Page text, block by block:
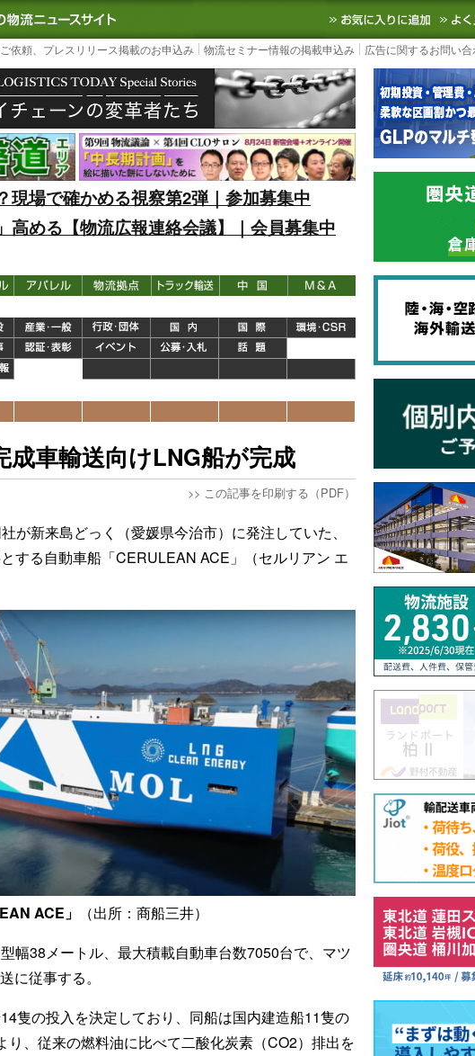
TODAY｜国内最大の物流ニュースサイト3PL, SCMなど国内外の最新の物流ニュお
依頼、プレスリリース掲載のお申込み 物流セミナー情報の掲載申込み 広告に関するお問い
現場で確かめる視察第2弾｜参加募集中
高める【物流広報連絡会議】｜会員募集中
成車輸送向けLNG船が完成
>> この記事を印刷する（PDF）
が新来島どっく（愛媛県今治市）に発注していた、
する自動車船「CERULEAN ACE」（セルリアン エ
ACE」
（出所：商船三井）
幅38メートル、最大積載自動車台数7050台で、マツ
に従事する。
隻の投入を決定しており、同船は国内建造船11隻の
り、従来の燃料油に比べて二酸化炭素（CO2）排出を